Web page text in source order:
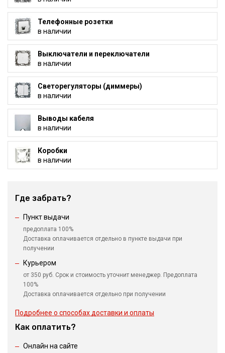
Телефонные розетки
в наличии
Выключатели и переключатели
в наличии
Светорегуляторы (диммеры)
в наличии
Выводы кабеля
в наличии
Коробки
в наличии
Где забрать?
Пункт выдачи
предоплата 100%
Доставка оплачивается отдельно в пункте выдачи при
получении
Курьером
от 350 руб. Срок и стоимость уточнит менеджер. Предоплата
100%
Доставка оплачивается отдельно при получении
Подробнее о способах доставки и оплаты
Как оплатить?
Онлайн на сайте